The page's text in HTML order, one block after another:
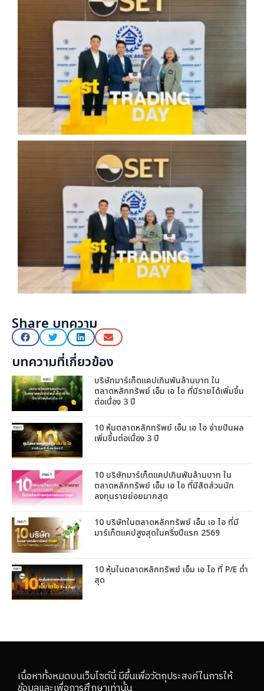
Share บทความ
บทความที่เกี่ยวข้อง
บริษัทมาร์เก็ตแคปเกินพันล้านบาท ใน
ตลาดหลักทรัพย์ เอ็ม เอ ไอ ที่มีรายได้เพิ่มขึ้น
ต่อเนื่อง 3 ปี
10 หุ้นตลาดหลักทรัพย์ เอ็ม เอ ไอ จ่ายปันผล
เพิ่มขึ้นต่อเนื่อง 3 ปี
10 บริษัทมาร์เก็ตแคปเกินพันล้านบาท ใน
ตลาดหลักทรัพย์ เอ็ม เอ ไอ ที่มีสัดส่วนนัก
ลงทุนรายย่อยมากสุด
10 บริษัทในตลาดหลักทรัพย์ เอ็ม เอ ไอ ที่มี
มาร์เก็ตแคปสูงสุดในครึ่งปีแรก 2569
10 หุ้นในตลาดหลักทรัพย์ เอ็ม เอ ไอ ที่ P/E ต่ำ
สุด
เนื้อหาทั้งหมดบนเว็บไซต์นี้ มีขึ้นเพื่อวัตถุประสงค์ในการให้